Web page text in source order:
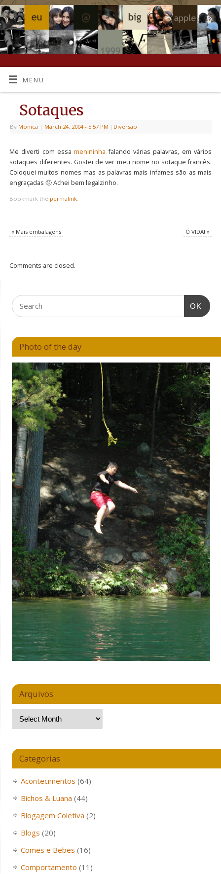
MENU
Sotaques
By Monica | March 24, 2004 - 5:57 PM | Diversão
Me diverti com essamenininha falando várias palavras, em vários
sotaques diferentes. Gostei de ver meu nome no sotaque francês.
Coloquei muitos nomes mas as palavras mais infames são as mais
engraçadas 🙂 Achei bem legalzinho.
Bookmark the permalink.
«Mais embalagens Ó VIDA!»
Comments are closed.
OK
Photo of the day
Arquivos
Categorias
Acontecimentos (64)
Bichos & Luana (44)
Blogagem Coletiva (2)
Blogs (20)
Comes e Bebes (16)
Comportamento (11)